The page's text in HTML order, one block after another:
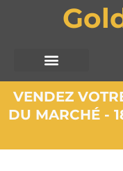
VENDEZ
DU MARCHÉ -